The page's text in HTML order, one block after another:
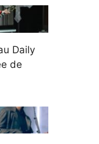
Daily
de